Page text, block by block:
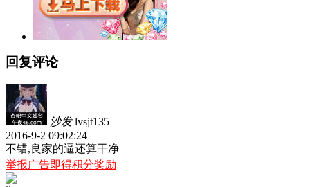
回复评论
沙发 lvsjt135
2016-9-2 09:02:24
不错,良家的逼还算干净
举报广告即得积分奖励